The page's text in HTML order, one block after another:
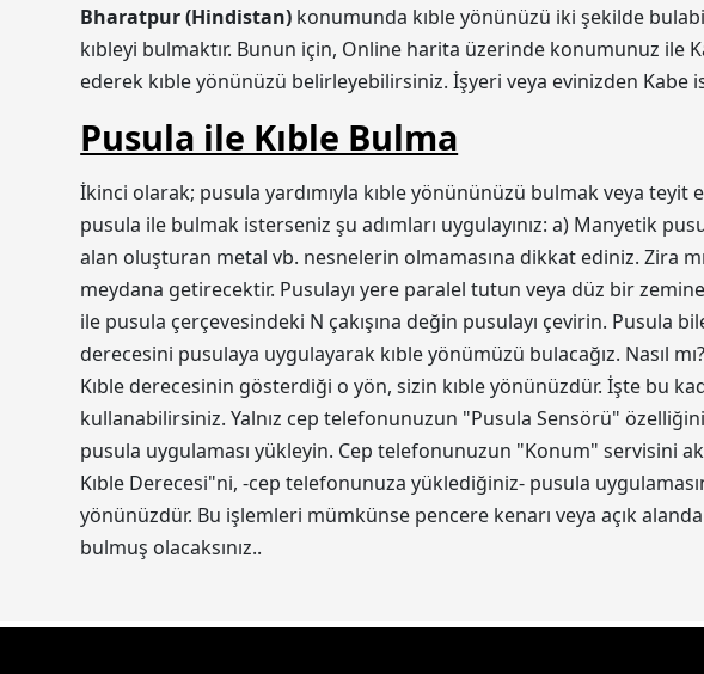
Bharatpur (Hindistan) konumunda kıble yönünüzü iki şekilde
kıbleyi bulmaktır. Bunun için, Online harita üzerinde konumunuz ile
ederek kıble yönünüzü belirleyebilirsiniz. İşyeri veya evinizden Kabe
Pusula ile Kıble Bulma
İkinci olarak; pusula yardımıyla kıble yönününüzü bulmak veya teyit
pusula ile bulmak isterseniz şu adımları uygulayınız: a) Manyetik
alan oluşturan metal vb. nesnelerin olmamasına dikkat ediniz. Zira
meydana getirecektir. Pusulayı yere paralel tutun veya düz bir
ile pusula çerçevesindeki N çakışına değin pusulayı çevirin.
derecesini pusulaya uygulayarak kıble yönümüzü bulacağız. Nasıl
Kıble derecesinin gösterdiği o yön, sizin kıble yönünüzdür. İşte bu
kullanabilirsiniz. Yalnız cep telefonunuzun "Pusula Sensörü"
pusula uygulaması yükleyin. Cep telefonunuzun "Konum" servisini
Kıble Derecesi"ni, -cep telefonunuza yüklediğiniz- pusula
yönünüzdür. Bu işlemleri mümkünse pencere kenarı veya açık
bulmuş olacaksınız..